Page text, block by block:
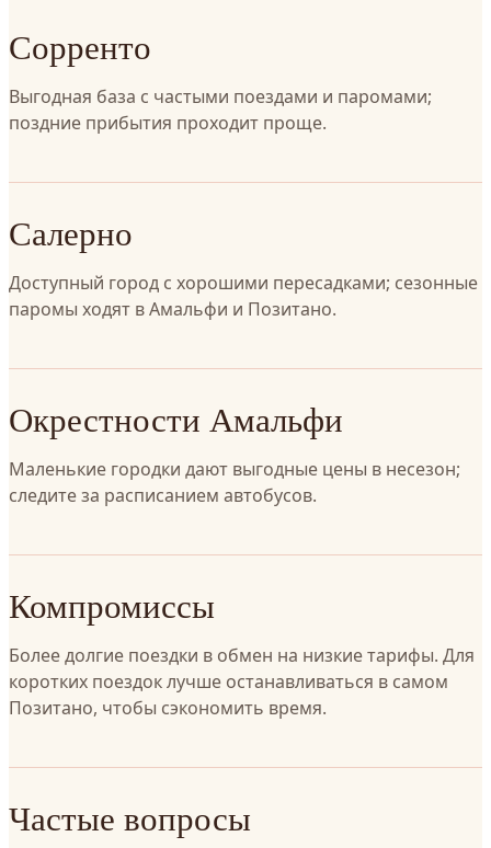
Сорренто
Выгодная база с частыми поездами и паромами;
поздние прибытия проходит проще.
Салерно
Доступный город с хорошими пересадками; сезонные
паромы ходят в Амальфи и Позитано.
Окрестности Амальфи
Маленькие городки дают выгодные цены в несезон;
следите за расписанием автобусов.
Компромиссы
Более долгие поездки в обмен на низкие тарифы. Для
коротких поездок лучше останавливаться в самом
Позитано, чтобы сэкономить время.
Частые вопросы